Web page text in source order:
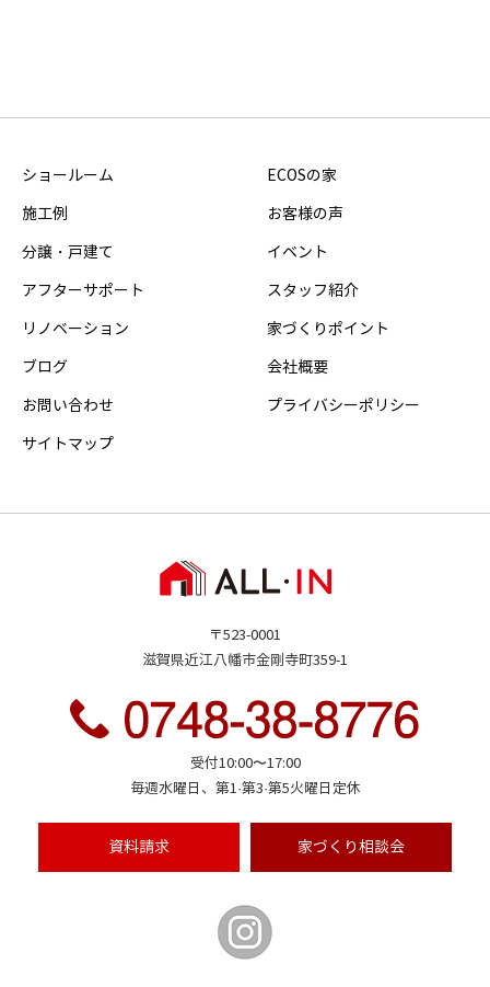
ショールーム ECOSの家
施工例 お客様の声
分譲・戸建て イベント
アフターサポート スタッフ紹介
リノベーション 家づくりポイント
ブログ 会社概要
お問い合わせ プライバシーポリシー
サイトマップ
〒523-0001
滋賀県近江八幡市金剛寺町359-1
受付10:00〜17:00
毎週水曜日、第1·第3·第5火曜日定休
資料請求 家づくり相談会